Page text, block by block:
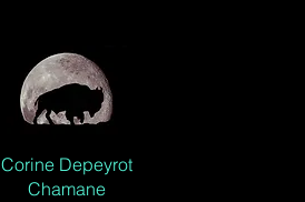
Corine Depeyrot
Chamane